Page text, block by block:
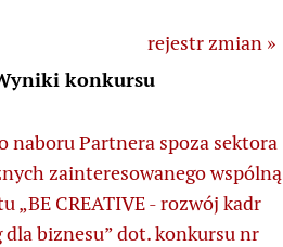
rejestr zmian »
konkursu
naboru Partnera spoza sektora
zainteresowanego wspólną
„BE CREATIVE - rozwój kadr
dla biznesu” dot. konkursu nr